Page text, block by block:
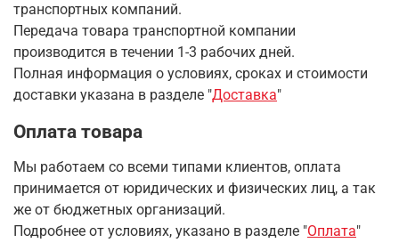
транспортных компаний.
Передача товара транспортной компании
производится в течении 1-3 рабочих дней.
Полная информация о условиях, сроках и стоимости
доставки указана в разделе "Доставка"
Оплата товара
Мы работаем со всеми типами клиентов, оплата
принимается от юридических и физических лиц, а так
же от бюджетных организаций.
Подробнее от условиях, указано в разделе "Оплата"